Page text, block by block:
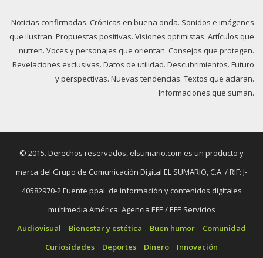
Noticias confirmadas. Crónicas en buena onda. Sonidos e imágenes
que ilustran. Propuestas positivas. Visiones optimistas. Artículos que
nutren. Voces y personajes que orientan. Consejos que protegen.
Revelaciones exclusivas. Datos de utilidad. Descubrimientos. Futuro
y perspectivas. Nuevas tendencias. Textos que aclaran.
Informaciones que suman.
© 2015. Derechos reservados, elsumario.com es un producto y
marca del Grupo de Comunicación Digital EL SUMARIO, C.A. / RIF: J-
40582970-2 Fuente ppal. de información y contenidos digitales
multimedia América: Agencia EFE / EFE Servicios
Audiovisual
Bienestar y estética Buen humor
Comunidad
Curiosidades
Deportes Dinero Innovación